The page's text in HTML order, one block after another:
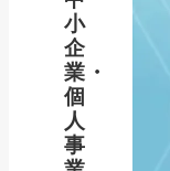
小
企
業・
個
人
事